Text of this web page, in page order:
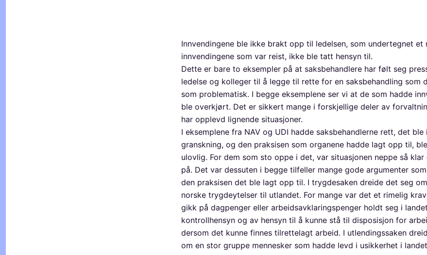
Innvendingene ble ikke brakt opp til ledelsen, som undertegnet et
innvendingene som var reist, ikke ble tatt hensyn til.
Dette er bare to eksempler på at saksbehandlere har følt seg
ledelse og kolleger til å legge til rette for en saksbehandling som
som problematisk. I begge eksemplene ser vi at de som hadde
ble overkjørt. Det er sikkert mange i forskjellige deler av
har opplevd lignende situasjoner.
I eksemplene fra NAV og UDI hadde saksbehandlerne rett, det ble
granskning, og den praksisen som organene hadde lagt opp til,
ulovlig. For dem som sto oppe i det, var situasjonen neppe så klar
på. Det var dessuten i begge tilfeller mange gode argumenter
den praksisen det ble lagt opp til. I trygdesaken dreide det seg
norske trygdeytelser til utlandet. For mange var det et rimelig
gikk på dagpenger eller arbeidsavklaringspenger holdt seg i
kontrollhensyn og av hensyn til å kunne stå til disposisjon for
dersom det kunne finnes tilrettelagt arbeid. I utlendingssaken
om en stor gruppe mennesker som hadde levd i usikkerhet i